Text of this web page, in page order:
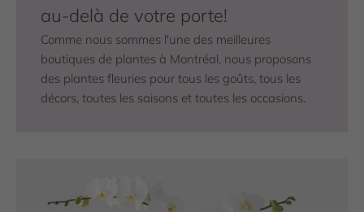
au-delà de votre porte!
Comme nous sommes l'une des meilleures
boutiques de plantes à Montréal, nous proposons
des plantes fleuries pour tous les goûts, tous les
décors, toutes les saisons et toutes les occasions.